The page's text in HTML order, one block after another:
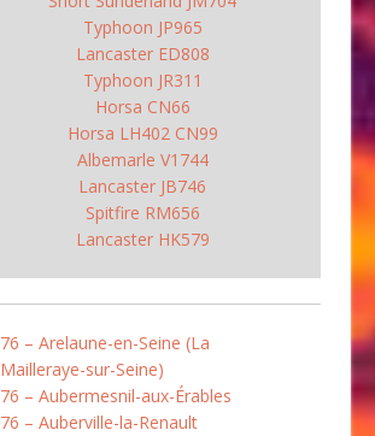
Typhoon JP965
Lancaster ED808
Typhoon JR311
Horsa CN66
Horsa LH402 CN99
Albemarle V1744
Lancaster JB746
Spitfire RM656
Lancaster HK579
76 – Arelaune-en-Seine (La
Mailleraye-sur-Seine)
76 – Aubermesnil-aux-Érables
76 – Auberville-la-Renault